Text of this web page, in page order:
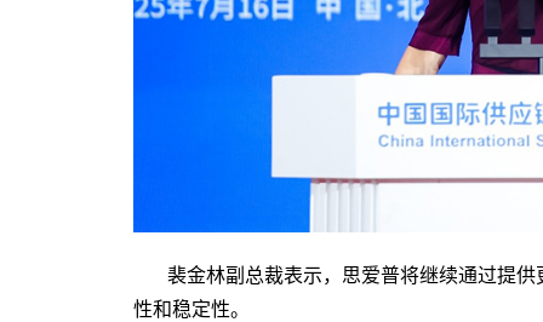
裴金林副总裁表示，思爱普将继续通过提
性和稳定性。